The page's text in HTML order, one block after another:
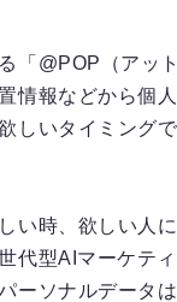
「@POP（アッ
情報などから個
しいタイミング
い時、欲しい人
代型AIマーケティ
ーソナルデータ